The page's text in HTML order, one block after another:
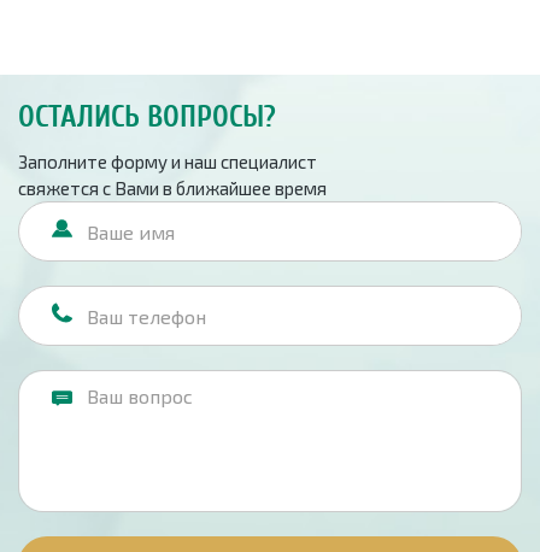
ОСТАЛИСЬ ВОПРОСЫ?
Заполните форму и наш специалист
свяжется с Вами в ближайшее время